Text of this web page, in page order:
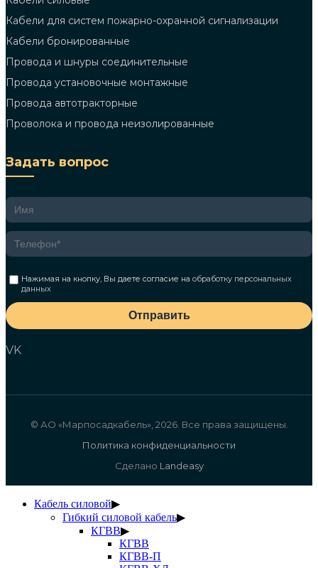
Кабели для систем пожарно-охранной сигнализации
Кабели бронированные
Провода и шнуры соединительные
Провода установочные монтажные
Провода автотракторные
Проволока и провода неизолированные
Задать вопрос
Нажимая на кнопку, Вы даете согласие наобработку персональных
данных
Отправить
VK
© АО «Марпосадкабель», 2026. Все права защищены.
Политика конфиденциальности
Сделано Landeasy
Кабель силовой▶
Гибкий силовой кабель▶
КГВВ▶
КГВВ
КГВВ-П